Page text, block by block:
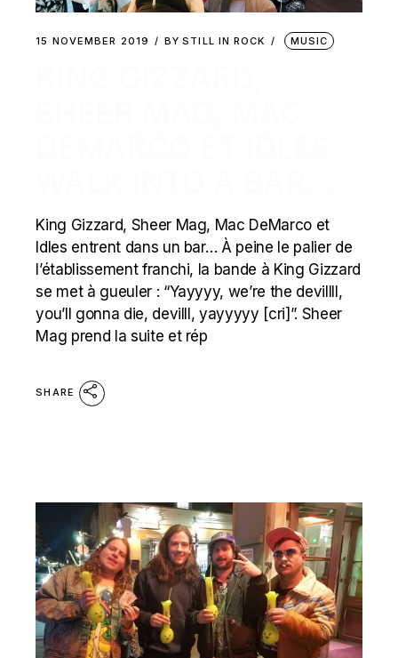
15 NOVEMBER 2019 BY STILL IN ROCK MUSIC
King Gizzard, Sheer Mag, Mac DeMarco et
Idles entrent dans un bar… À peine le palier de
l’établissement franchi, la bande à King Gizzard
se met à gueuler : “Yayyyy, we’re the devillll,
you’ll gonna die, devilll, yayyyyy [cri]”. Sheer
Mag prend la suite et rép
SHARE